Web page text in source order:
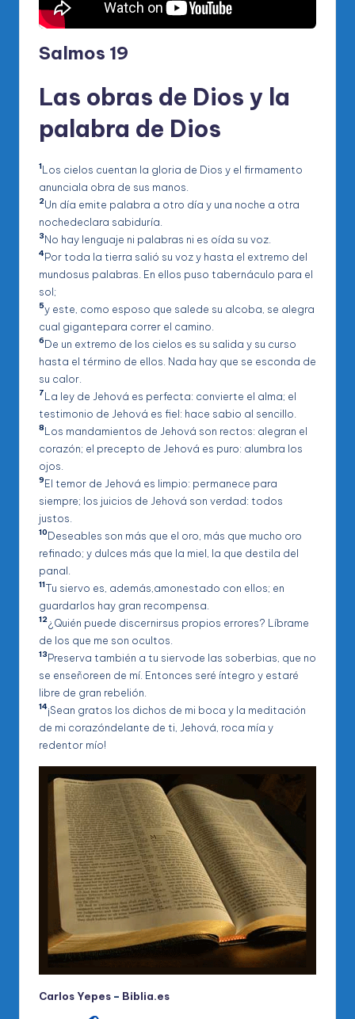
Salmos 19
Las obras de Dios y la
palabra de Dios
1Los cielos cuentan la gloria de Dios y el firmamento
anunciala obra de sus manos.
2Un día emite palabra a otro día y una noche a otra
nochedeclara sabiduría.
3No hay lenguaje ni palabras ni es oída su voz.
4Por toda la tierra salió su voz y hasta el extremo del
mundosus palabras. En ellos puso tabernáculo para el
sol;
5y este, como esposo que salede su alcoba, se alegra
cual gigantepara correr el camino.
6De un extremo de los cielos es su salida y su curso
hasta el término de ellos. Nada hay que se esconda de
su calor.
7La ley de Jehová es perfecta: convierte el alma; el
testimonio de Jehová es fiel: hace sabio al sencillo.
8Los mandamientos de Jehová son rectos: alegran el
corazón; el precepto de Jehová es puro: alumbra los
ojos.
9El temor de Jehová es limpio: permanece para
siempre; los juicios de Jehová son verdad: todos
justos.
10Deseables son más que el oro, más que mucho oro
refinado; y dulces más que la miel, la que destila del
panal.
11Tu siervo es, además,amonestado con ellos; en
guardarlos hay gran recompensa.
12¿Quién puede discernirsus propios errores? Líbrame
de los que me son ocultos.
13Preserva también a tu siervode las soberbias, que no
se enseñoreen de mí. Entonces seré íntegro y estaré
libre de gran rebelión.
14¡Sean gratos los dichos de mi boca y la meditación
de mi corazóndelante de ti, Jehová, roca mía y
redentor mío!
Carlos Yepes – Biblia.es